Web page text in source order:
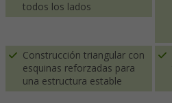
todos los lados
Construcción triangular con
esquinas reforzadas para
una estructura estable